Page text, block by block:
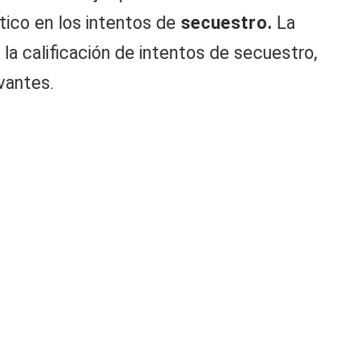
en los intentos de secuestro. La
la calificación de intentos de secuestro,